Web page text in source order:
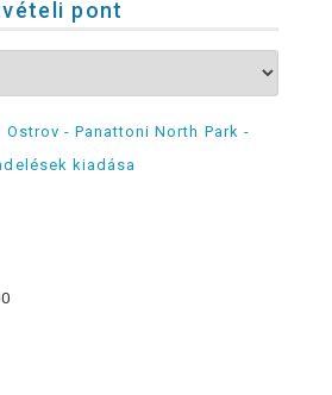
pont
Ostrov - Panattoni North Park -
kiadása